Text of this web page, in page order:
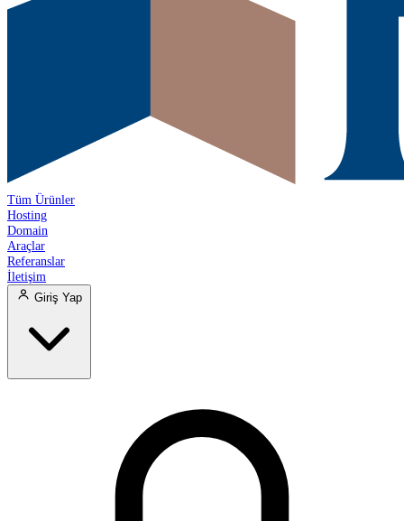
Tüm Ürünler
Hosting
Domain
Araçlar
Referanslar
İletişim
Giriş Yap